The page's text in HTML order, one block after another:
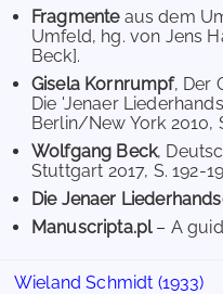
Fragmenteaus dem
Umfeld, hg. von Jens
Beck].
Gisela Kornrumpf, Der
Die 'Jenaer
Berlin/New York 2010,
Wolfgang Beck,
Stuttgart 2017, S. 192-
Die Jenaer
Manuscripta.pl – A
Wieland Schmidt (1933)